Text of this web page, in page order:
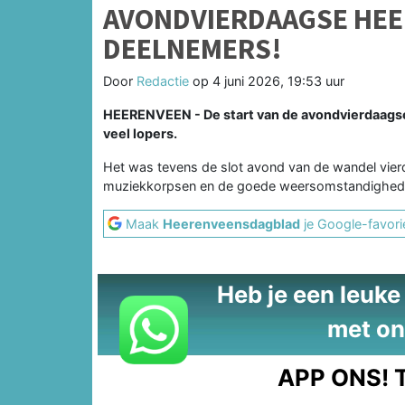
AVONDVIERDAAGSE
DEELNEMERS!
Door Redactie op 4 juni 2026, 19:53 uur
HEERENVEEN - De start van de
veel lopers.
Het was tevens de slot avond van de wandel
muziekkorpsen en de goede
Maak Heerenveensdagblad je Google-
Heb je een
met
APP ONS!